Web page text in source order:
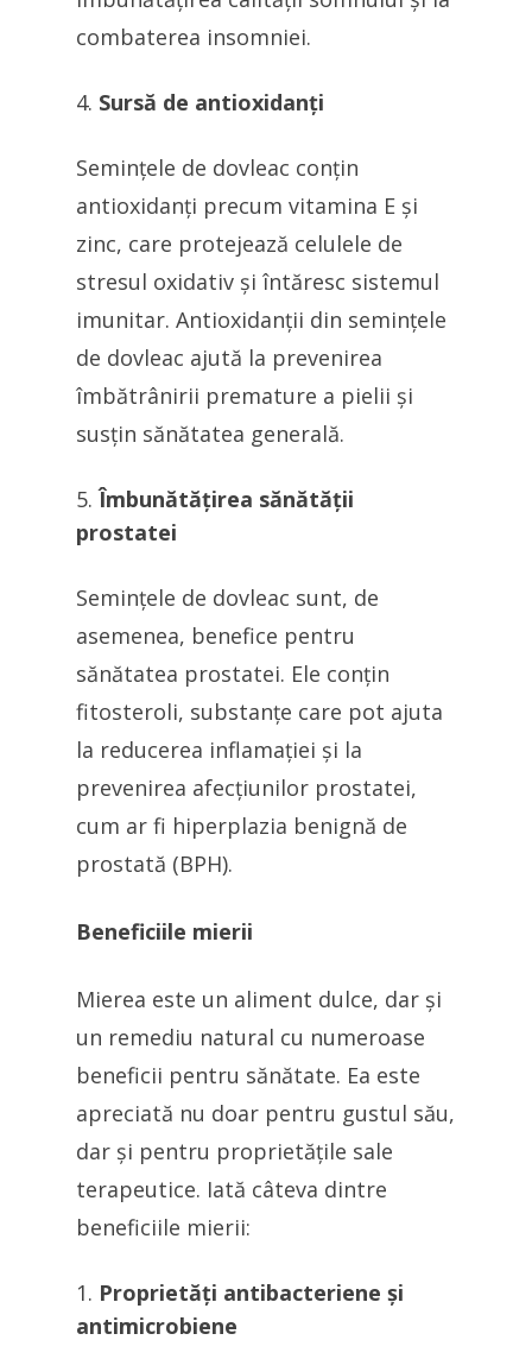
combaterea insomniei.
Sursă de antioxidanți
Semințele de dovleac conțin
antioxidanți precum vitamina E și
zinc, care protejează celulele de
stresul oxidativ și întăresc sistemul
imunitar. Antioxidanții din semințele
de dovleac ajută la prevenirea
îmbătrânirii premature a pielii și
susțin sănătatea generală.
Îmbunătățirea sănătății
prostatei
Semințele de dovleac sunt, de
asemenea, benefice pentru
sănătatea prostatei. Ele conțin
fitosteroli, substanțe care pot ajuta
la reducerea inflamației și la
prevenirea afecțiunilor prostatei,
cum ar fi hiperplazia benignă de
prostată (BPH).
Beneficiile mierii
Mierea este un aliment dulce, dar și
un remediu natural cu numeroase
beneficii pentru sănătate. Ea este
apreciată nu doar pentru gustul său,
dar și pentru proprietățile sale
terapeutice. Iată câteva dintre
beneficiile mierii:
Proprietăți antibacteriene și
antimicrobiene